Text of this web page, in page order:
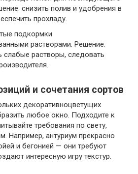
снизить полив и удобрения в
прохладу.
подкормки
растворами. Решение:
слабые растворы, следовать
и сочетания сортов
декоративноцветущих
любое окно. Подходите к
требования по свету,
Например, антуриум прекрасно
и бегонией — они требуют
интересную игру текстур.